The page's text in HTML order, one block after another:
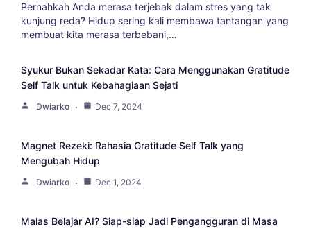
Pernahkah Anda merasa terjebak dalam stres yang tak
kunjung reda? Hidup sering kali membawa tantangan yang
membuat kita merasa terbebani,…
Syukur Bukan Sekadar Kata: Cara Menggunakan Gratitude
Self Talk untuk Kebahagiaan Sejati
Dwiarko Dec 7, 2024
Magnet Rezeki: Rahasia Gratitude Self Talk yang
Mengubah Hidup
Dwiarko Dec 1, 2024
Malas Belajar AI? Siap-siap Jadi Pengangguran di Masa